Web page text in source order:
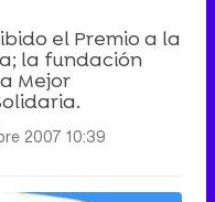
el Premio a la
la fundación
Mejor
2007 10:39